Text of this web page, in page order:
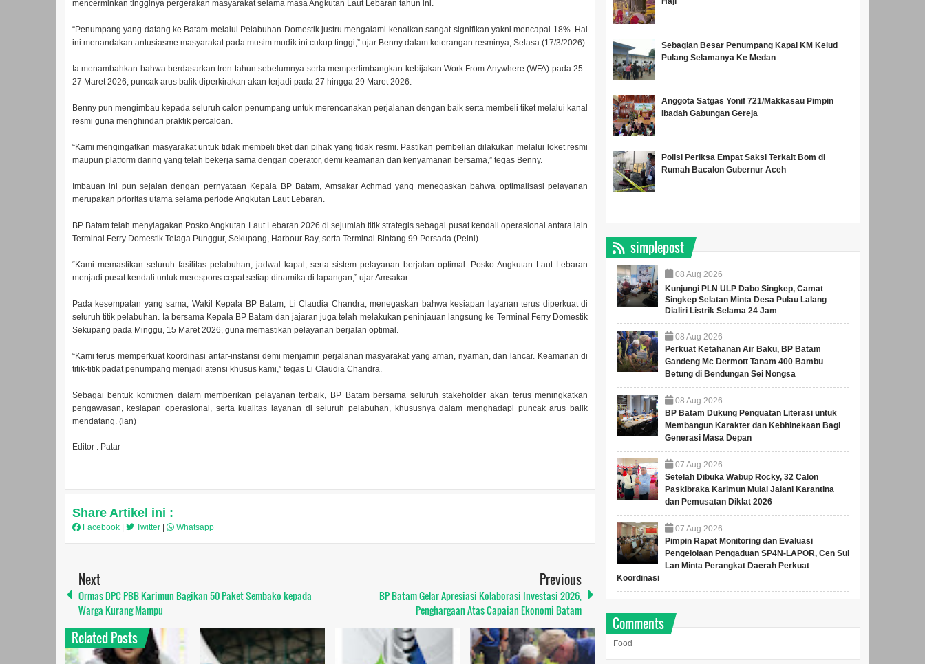
mencerminkan tingginya pergerakan masyarakat selama masa Angkutan Laut Lebaran tahun ini.
“Penumpang yang datang ke Batam melalui Pelabuhan Domestik justru mengalami kenaikan sangat signifikan yakni mencapai 18%. Hal
ini menandakan antusiasme masyarakat pada musim mudik ini cukup tinggi,” ujar Benny dalam keterangan resminya, Selasa (17/3/2026).
Ia menambahkan bahwa berdasarkan tren tahun sebelumnya serta mempertimbangkan kebijakan Work From Anywhere (WFA) pada 25–
27 Maret 2026, puncak arus balik diperkirakan akan terjadi pada 27 hingga 29 Maret 2026.
Benny pun mengimbau kepada seluruh calon penumpang untuk merencanakan perjalanan dengan baik serta membeli tiket melalui kanal
resmi guna menghindari praktik percaloan.
“Kami mengingatkan masyarakat untuk tidak membeli tiket dari pihak yang tidak resmi. Pastikan pembelian dilakukan melalui loket resmi
maupun platform daring yang telah bekerja sama dengan operator, demi keamanan dan kenyamanan bersama,” tegas Benny.
Imbauan ini pun sejalan dengan pernyataan Kepala BP Batam, Amsakar Achmad yang menegaskan bahwa optimalisasi pelayanan
merupakan prioritas utama selama periode Angkutan Laut Lebaran.
BP Batam telah menyiagakan Posko Angkutan Laut Lebaran 2026 di sejumlah titik strategis sebagai pusat kendali operasional antara lain
Terminal Ferry Domestik Telaga Punggur, Sekupang, Harbour Bay, serta Terminal Bintang 99 Persada (Pelni).
“Kami memastikan seluruh fasilitas pelabuhan, jadwal kapal, serta sistem pelayanan berjalan optimal. Posko Angkutan Laut Lebaran
menjadi pusat kendali untuk merespons cepat setiap dinamika di lapangan,” ujar Amsakar.
Pada kesempatan yang sama, Wakil Kepala BP Batam, Li Claudia Chandra, menegaskan bahwa kesiapan layanan terus diperkuat di
seluruh titik pelabuhan. Ia bersama Kepala BP Batam dan jajaran juga telah melakukan peninjauan langsung ke Terminal Ferry Domestik
Sekupang pada Minggu, 15 Maret 2026, guna memastikan pelayanan berjalan optimal.
“Kami terus memperkuat koordinasi antar-instansi demi menjamin perjalanan masyarakat yang aman, nyaman, dan lancar. Keamanan di
titik-titik padat penumpang menjadi atensi khusus kami,” tegas Li Claudia Chandra.
Sebagai bentuk komitmen dalam memberikan pelayanan terbaik, BP Batam bersama seluruh stakeholder akan terus meningkatkan
pengawasan, kesiapan operasional, serta kualitas layanan di seluruh pelabuhan, khususnya dalam menghadapi puncak arus balik
mendatang. (ian)
Editor : Patar
Share Artikel ini :
Facebook Twitter Whatsapp
Next
Ormas DPC PBB Karimun Bagikan 50 Paket Sembako kepada
Warga Kurang Mampu
Previous
BP Batam Gelar Apresiasi Kolaborasi Investasi 2026,
Penghargaan Atas Capaian Ekonomi Batam
Related Posts
Sebagian Besar Penumpang Kapal KM Kelud
Pulang Selamanya Ke Medan
Anggota Satgas Yonif 721/Makkasau Pimpin
Ibadah Gabungan Gereja
Polisi Periksa Empat Saksi Terkait Bom di
Rumah Bacalon Gubernur Aceh
simplepost
08 Aug 2026
Kunjungi PLN ULP Dabo Singkep, Camat
Singkep Selatan Minta Desa Pulau Lalang
Dialiri Listrik Selama 24 Jam
08 Aug 2026
Perkuat Ketahanan Air Baku, BP Batam
Gandeng Mc Dermott Tanam 400 Bambu
Betung di Bendungan Sei Nongsa
08 Aug 2026
BP Batam Dukung Penguatan Literasi untuk
Membangun Karakter dan Kebhinekaan Bagi
Generasi Masa Depan
07 Aug 2026
Setelah Dibuka Wabup Rocky, 32 Calon
Paskibraka Karimun Mulai Jalani Karantina
dan Pemusatan Diklat 2026
07 Aug 2026
Pimpin Rapat Monitoring dan Evaluasi
Pengelolaan Pengaduan SP4N-LAPOR, Cen Sui
Lan Minta Perangkat Daerah Perkuat
Koordinasi
Comments
Food